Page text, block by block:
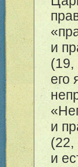
и
(19,
его
и
(22,
и